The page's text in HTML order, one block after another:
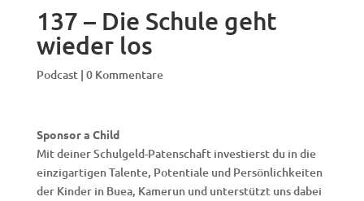
137 – Die Schule geht
wieder los
Podcast| 0 Kommentare
Sponsor a Child
Mit deiner Schulgeld-Patenschaft investierst du in die
einzigartigen Talente, Potentiale und Persönlichkeiten
der Kinder in Buea, Kamerun und unterstützt uns dabei